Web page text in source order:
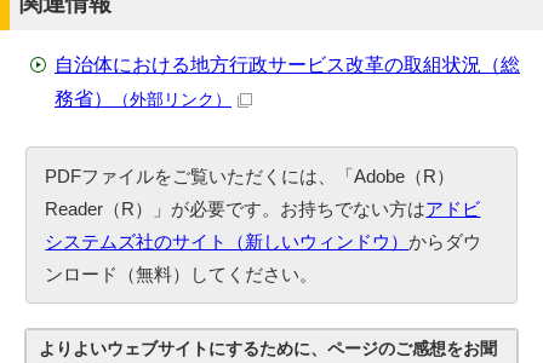
自治体における地方行政サービス改革の取組状況（総
務省）
（外部リンク）
PDFファイルをご覧いただくには、「Adobe（R）
Reader（R）」が必要です。お持ちでない方はアドビ
システムズ社のサイト（新しいウィンドウ）からダウ
ンロード（無料）してください。
よりよいウェブサイトにするために、ページのご感想をお聞